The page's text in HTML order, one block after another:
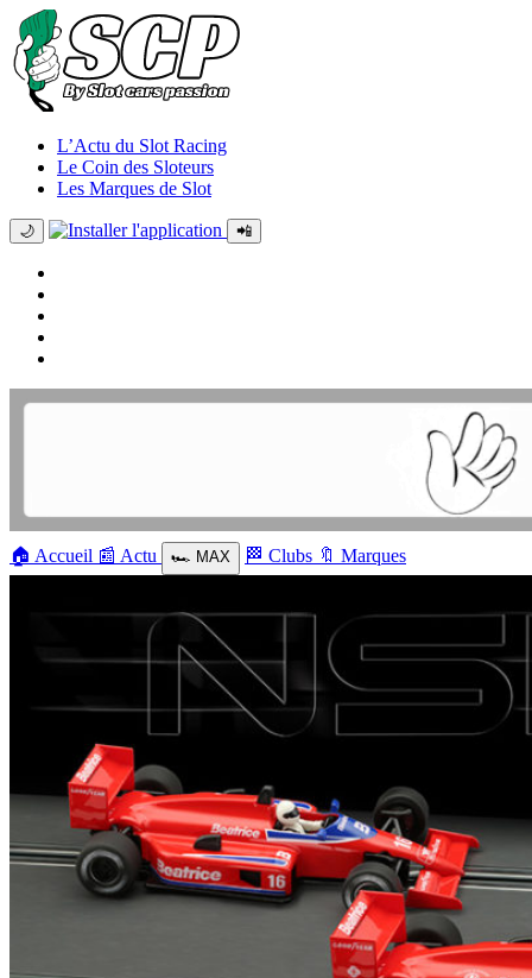
L’Actu du Slot Racing
Le Coin des Sloteurs
Les Marques de Slot
🌙 📲
🏠 Accueil 📰 Actu 🏎️ MAX 🏁 Clubs 🔖 Marques